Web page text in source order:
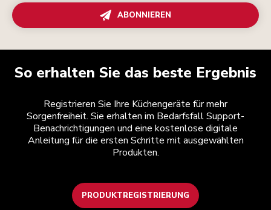
ABONNIEREN
So erhalten Sie das beste Ergebnis
Registrieren Sie Ihre Küchengeräte für mehr
Sorgenfreiheit. Sie erhalten im Bedarfsfall Support-
Benachrichtigungen und eine kostenlose digitale
Anleitung für die ersten Schritte mit ausgewählten
Produkten.
PRODUKTREGISTRIERUNG